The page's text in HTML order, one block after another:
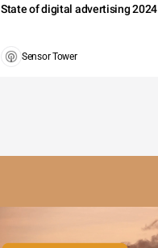
State of digital advertising 2024
Sensor Tower